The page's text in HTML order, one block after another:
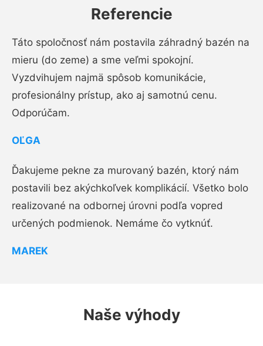
Referencie
Táto spoločnosť nám postavila záhradný bazén na
mieru (do zeme) a sme veľmi spokojní.
Vyzdvihujem najmä spôsob komunikácie,
profesionálny prístup, ako aj samotnú cenu.
Odporúčam.
OĽGA
Ďakujeme pekne za murovaný bazén, ktorý nám
postavili bez akýchkoľvek komplikácií. Všetko bolo
realizované na odbornej úrovni podľa vopred
určených podmienok. Nemáme čo vytknúť.
MAREK
Naše výhody